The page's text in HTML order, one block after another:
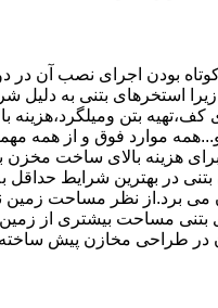
بودن اجرای نصب آن در
استخرهای بتنی به دلیل
بتن ومیلگرد،هزینه
موارد فوق و از همه
برای هزینه بالای ساخت مخزن
اجرای کامل مخزن پیش ساخته حداکثر 4 روززمان می
مساحت بیشتری از زمین
در طراحی مخازن پیش ساخته